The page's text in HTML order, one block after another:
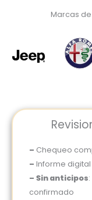
Marcas
– Chequeo
– Informe
– Sin anticipos
confirmado